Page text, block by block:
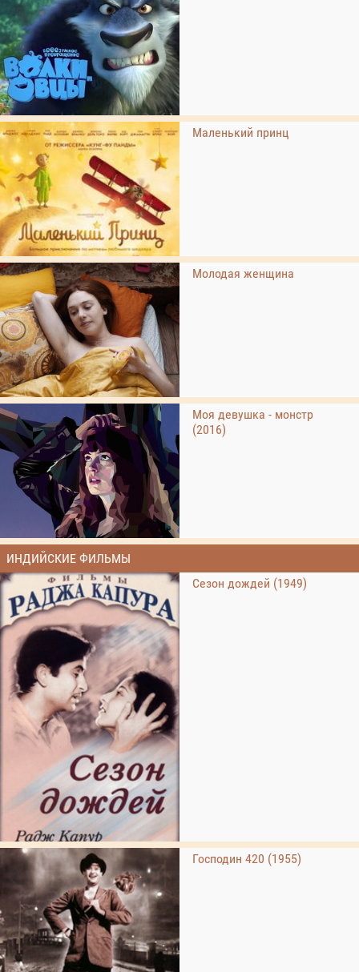
Маленький принц
Молодая женщина
Моя девушка - монстр
(2016)
ИНДИЙСКИЕ ФИЛЬМЫ
Сезон дождей (1949)
Господин 420 (1955)